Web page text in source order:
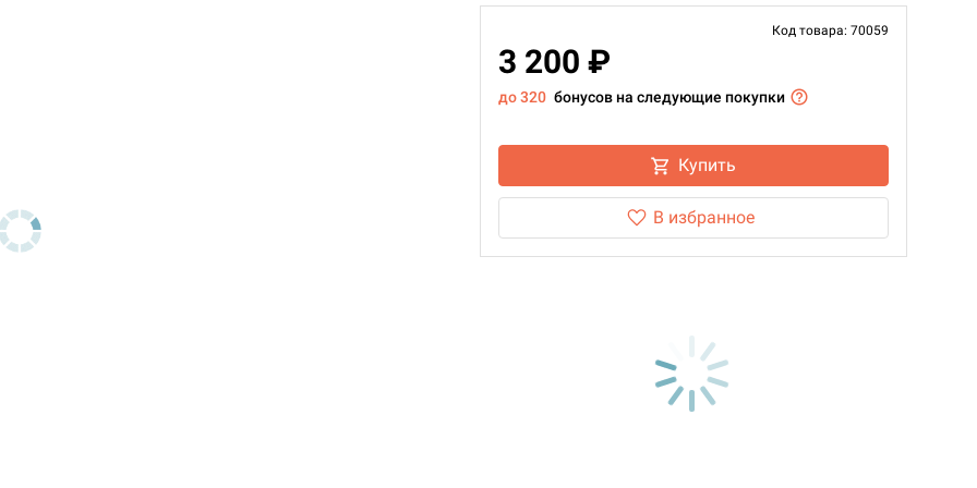
Код товара: 70059
3 200 ₽
до 320 бонусов на следующие покупки
Купить
В избранное